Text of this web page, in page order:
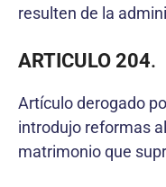
resulten de la
ARTICULO 204.
Artículo derogado
introdujo reformas
matrimonio que